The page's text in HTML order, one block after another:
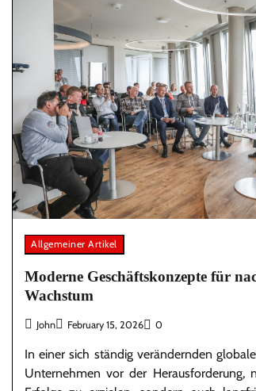
Allgemeiner Artikel
Moderne Geschäftskonzepte für
Wachstum
John February 15, 2026 0
In einer sich ständig verändernden
Unternehmen vor der Herausforderung,